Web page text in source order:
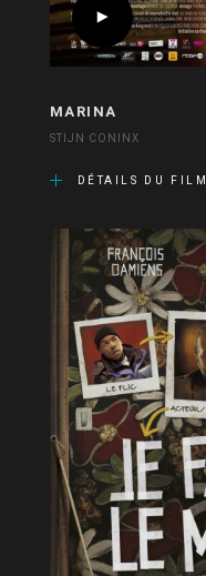
MARINA
STIJN CONINX
DÉTAILS DU FILM